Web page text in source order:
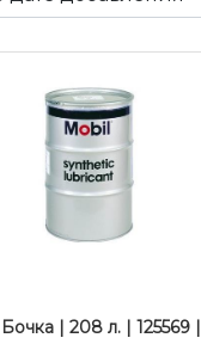
| 208 л. | 125569 |